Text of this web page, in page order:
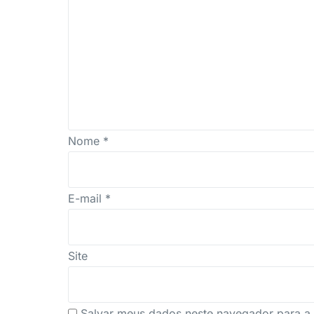
Nome *
E-mail *
Site